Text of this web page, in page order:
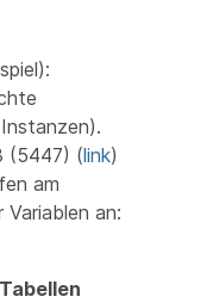
(5447) (link)
am
an: